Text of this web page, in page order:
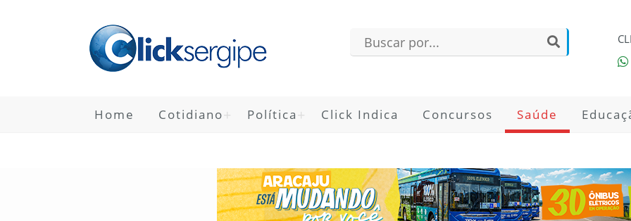
Home Cotidiano Política Click Indica Concursos Saúde